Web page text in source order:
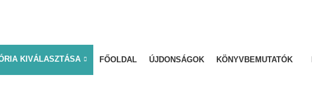
KIVÁLASZTÁSA FŐOLDAL ÚJDONSÁGOK KÖNYVBEMUTATÓK